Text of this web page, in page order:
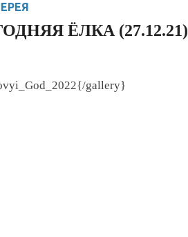
ЁЛКА (27.12.21)
gallery}